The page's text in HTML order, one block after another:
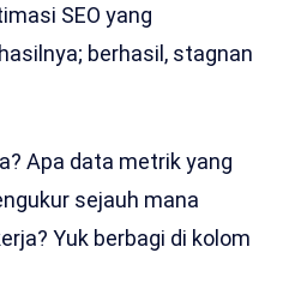
SEO yang
berhasil, stagnan
Apa data metrik yang
sejauh mana
Yuk berbagi di kolom